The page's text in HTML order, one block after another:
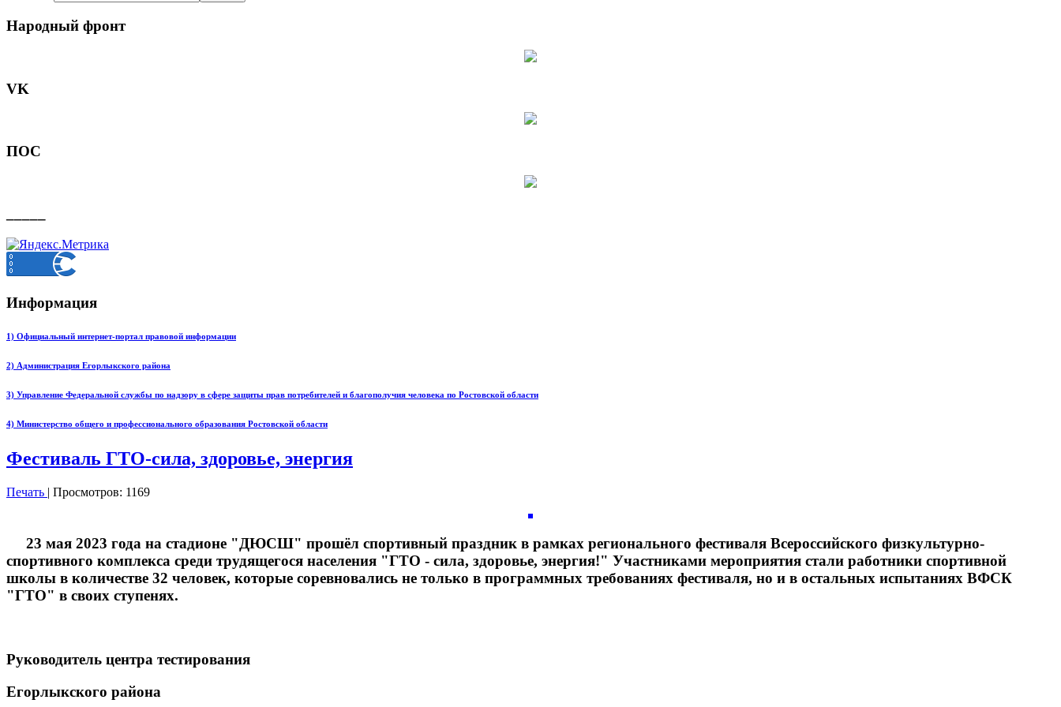
Народный фронт
VK
ПОС
Информация
1) Официальный интернет-портал правовой информации
2) Администрация Егорлыкского района
3) Управление Федеральной службы по надзору в сфере защиты прав потребителей и благополучия человека по Ростовской области
4) Министерство общего и профессионального образования Ростовской области
Фестиваль ГТО-сила, здоровье, энергия
Печать | Просмотров: 1169
23 мая 2023 года на стадионе "ДЮСШ" прошёл спортивный праздник в рамках регионального фестиваля Всероссийского физкультурно-
спортивного комплекса среди трудящегося населения "ГТО - сила, здоровье, энергия!" Участниками мероприятия стали работники спортивной
школы в количестве 32 человек, которые соревновались не только в программных требованиях фестиваля, но и в остальных испытаниях ВФСК
"ГТО" в своих ступенях.
Руководитель центра тестирования
Егорлыкского района